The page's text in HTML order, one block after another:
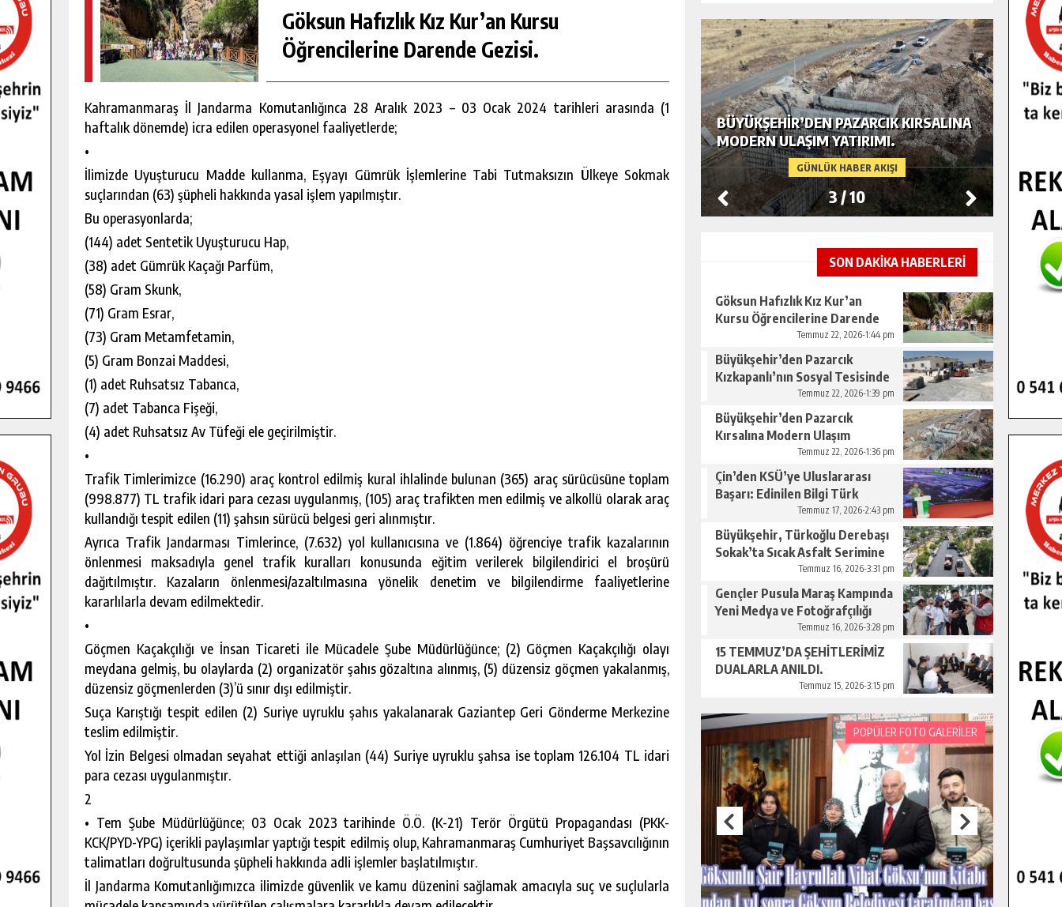
Göksun Hafızlık Kız Kur’an Kursu
Öğrencilerine Darende Gezisi.
Kahramanmaraş İl Jandarma Komutanlığınca 28 Aralık 2023 – 03 Ocak 2024 tarihleri arasında (1
haftalık dönemde) icra edilen operasyonel faaliyetlerde;
•
İlimizde Uyuşturucu Madde kullanma, Eşyayı Gümrük İşlemlerine Tabi Tutmaksızın Ülkeye Sokmak
suçlarından (63) şüpheli hakkında yasal işlem yapılmıştır.
Bu operasyonlarda;
(144) adet Sentetik Uyuşturucu Hap,
(38) adet Gümrük Kaçağı Parfüm,
(58) Gram Skunk,
(71) Gram Esrar,
(73) Gram Metamfetamin,
(5) Gram Bonzai Maddesi,
(1) adet Ruhsatsız Tabanca,
(7) adet Tabanca Fişeği,
(4) adet Ruhsatsız Av Tüfeği ele geçirilmiştir.
•
Trafik Timlerimizce (16.290) araç kontrol edilmiş kural ihlalinde bulunan (365) araç sürücüsüne toplam
(998.877) TL trafik idari para cezası uygulanmış, (105) araç trafikten men edilmiş ve alkollü olarak araç
kullandığı tespit edilen (11) şahsın sürücü belgesi geri alınmıştır.
Ayrıca Trafik Jandarması Timlerince, (7.632) yol kullanıcısına ve (1.864) öğrenciye trafik kazalarının
önlenmesi maksadıyla genel trafik kuralları konusunda eğitim verilerek bilgilendirici el broşürü
dağıtılmıştır. Kazaların önlenmesi/azaltılmasına yönelik denetim ve bilgilendirme faaliyetlerine
kararlılarla devam edilmektedir.
•
Göçmen Kaçakçılığı ve İnsan Ticareti ile Mücadele Şube Müdürlüğünce; (2) Göçmen Kaçakçılığı olayı
meydana gelmiş, bu olaylarda (2) organizatör şahıs gözaltına alınmış, (5) düzensiz göçmen yakalanmış,
düzensiz göçmenlerden (3)’ü sınır dışı edilmiştir.
Suça Karıştığı tespit edilen (2) Suriye uyruklu şahıs yakalanarak Gaziantep Geri Gönderme Merkezine
teslim edilmiştir.
Yol İzin Belgesi olmadan seyahat ettiği anlaşılan (44) Suriye uyruklu şahsa ise toplam 126.104 TL idari
para cezası uygulanmıştır.
2
• Tem Şube Müdürlüğünce; 03 Ocak 2023 tarihinde Ö.Ö. (K-21) Terör Örgütü Propagandası (PKK-
KCK/PYD-YPG) içerikli paylaşımlar yaptığı tespit edilmiş olup, Kahramanmaraş Cumhuriyet Başsavcılığının
talimatları doğrultusunda şüpheli hakkında adli işlemler başlatılmıştır.
İl Jandarma Komutanlığımızca ilimizde güvenlik ve kamu düzenini sağlamak amacıyla suç ve suçlularla
GÜNLÜK HABER AKIŞI
GÖKSUN HAFIZLIK KIZ KUR’AN KURSU
ÖĞRENCILERINE DARENDE GEZISI.
GÜNLÜK HABER AKIŞI GÜNLÜK HABER AKIŞI
BÜYÜKŞEHIR’DEN PAZARCIK KIRSALINA
MODERN ULAŞIM YATIRIMI.
3/10
SON DAKİKA HABERLERİ
Göksun Hafızlık Kız Kur’an
Kursu Öğrencilerine Darende
Temmuz 22, 2026-1:44 pm
Büyükşehir’den Pazarcık
Kızkapanlı’nın Sosyal Tesisinde
Çevre Düzenlemesi.Temmuz 22, 2026-1:39 pm
Büyükşehir’den Pazarcık
Kırsalına Modern Ulaşım
Temmuz 22, 2026-1:36 pm
Çin’den KSÜ’ye Uluslararası
Başarı: Edinilen Bilgi Türk
Tarımına Katkı Sağlayacak.
Temmuz 17, 2026-2:43 pm
Büyükşehir, Türkoğlu Derebaşı
Sokak’ta Sıcak Asfalt Serimine
Temmuz 16, 2026-3:31 pm
Gençler Pusula Maraş Kampında
Yeni Medya ve Fotoğrafçılığı
Temmuz 16, 2026-3:28 pm
15 TEMMUZ’DA ŞEHİTLERİMİZ
DUALARLA ANILDI.
Temmuz 15, 2026-3:15 pm
POPÜLER FOTO GALERİLER